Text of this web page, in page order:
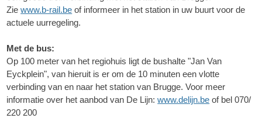
Ziewww.b-rail.be of informeer in het station in uw buurt voor de
actuele uurregeling.
Met de bus:
Op 100 meter van het regiohuis ligt de bushalte "Jan Van
Eyckplein", van hieruit is er om de 10 minuten een vlotte
verbinding van en naar het station van Brugge. Voor meer
informatie over het aanbod van De Lijn:www.delijn.be of bel 070/
220 200